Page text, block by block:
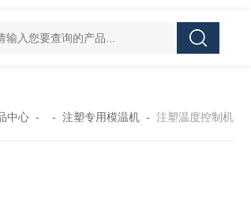
，75kw加热功率 祝松机械水冷式工业冷水机，
中心 - - 注塑专用模温机 - 注塑温度控制机